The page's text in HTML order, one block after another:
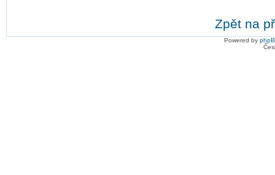
Zpět na
Powered by